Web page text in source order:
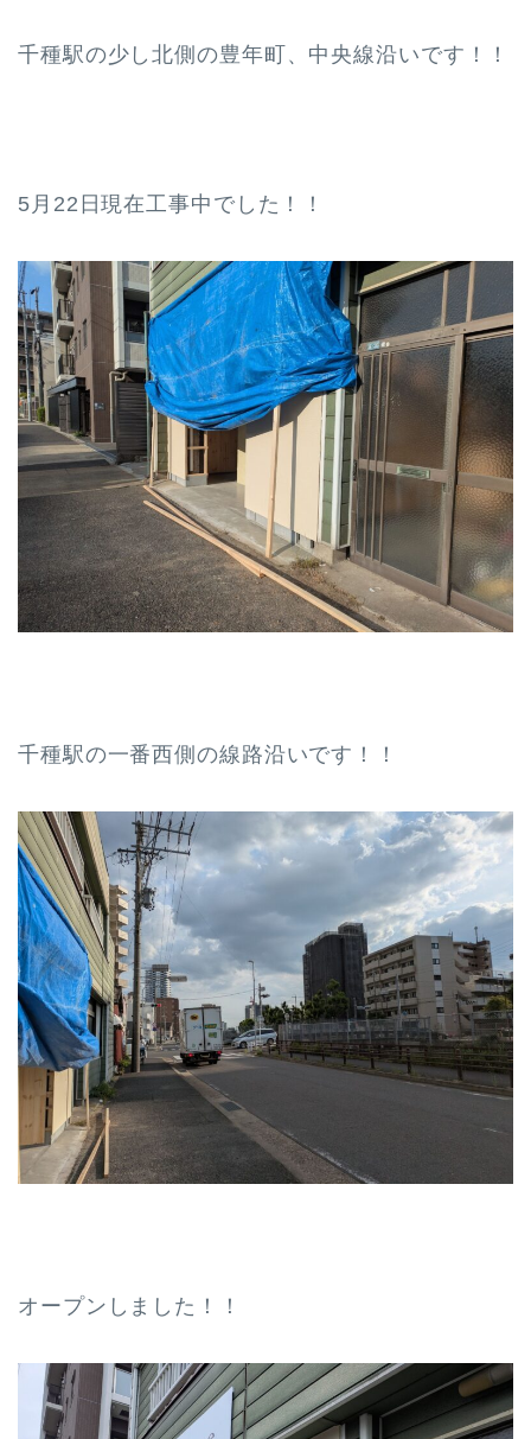
千種駅の少し北側の豊年町、中央線沿いです！！
5月22日現在工事中でした！！
千種駅の一番西側の線路沿いです！！
オープンしました！！